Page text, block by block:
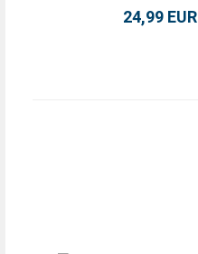
24,99 EUR